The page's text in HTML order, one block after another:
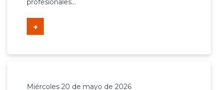
profesionales...
+
Miércoles 20 de mayo de 2026